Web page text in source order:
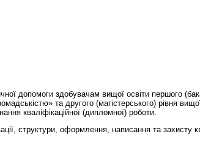
допомоги здобувачам вищої освіти першого
та другого (магістерського) рівня
кваліфікаційної (дипломної) роботи.
структури, оформлення, написання та захисту